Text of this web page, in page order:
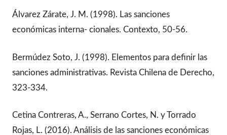
Álvarez Zárate, J. M. (1998). Las sanciones
económicas interna- cionales. Contexto, 50-56.
Bermúdez Soto, J. (1998). Elementos para definir las
sanciones administrativas. Revista Chilena de Derecho,
323-334.
Cetina Contreras, A., Serrano Cortes, N. y Torrado
Rojas, L. (2016). Análisis de las sanciones económicas